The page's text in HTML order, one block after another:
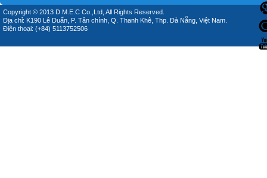
Copyright © 2013 D.M.E.C Co.,Ltd, All Rights Reserved.
Địa chỉ: K190 Lê Duẩn, P. Tân chính, Q. Thanh Khê, Thp. Đà Nẵng, Việt Nam.
Điện thoại: (+84) 5113752506